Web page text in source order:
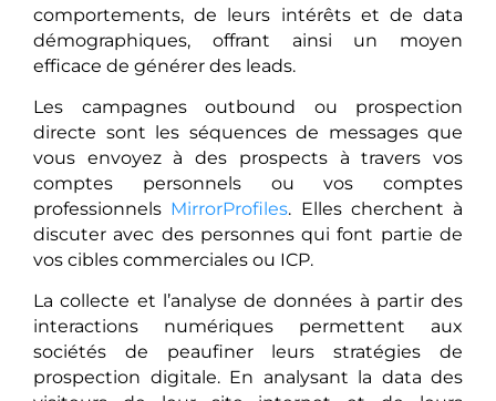
comportements, de leurs intérêts et de data
démographiques, offrant ainsi un moyen
efficace de générer des leads.
Les campagnes outbound ou prospection
directe sont les séquences de messages que
vous envoyez à des prospects à travers vos
comptes personnels ou vos comptes
professionnels MirrorProfiles. Elles cherchent à
discuter avec des personnes qui font partie de
vos cibles commerciales ou ICP.
La collecte et l’analyse de données à partir des
interactions numériques permettent aux
sociétés de peaufiner leurs stratégies de
prospection digitale. En analysant la data des